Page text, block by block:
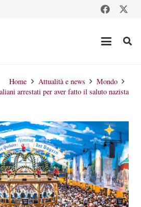
Home Attualità e news
Mondo
arrestati per aver fatto il saluto nazista